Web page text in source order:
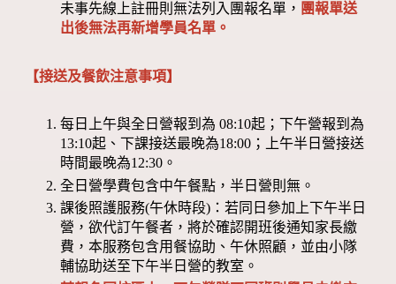
未事先線上註冊則無法列入團報名單， 團報單送
出後無法再新增學員名單。
【接送及餐飲注意事項】
每日上午與全日營報到為 08:10起；下午營報到為
13:10起、下課接送最晚為18:00；上午半日營接送
時間最晚為12:30。
全日營學費包含中午餐點，半日營則無。
課後照護服務(午休時段)：若同日參加上下午半日
營，欲代訂午餐者，將於確認開班後通知家長繳
費，本服務包含用餐協助、午休照顧，並由小隊
輔協助送至下午半日營的教室。